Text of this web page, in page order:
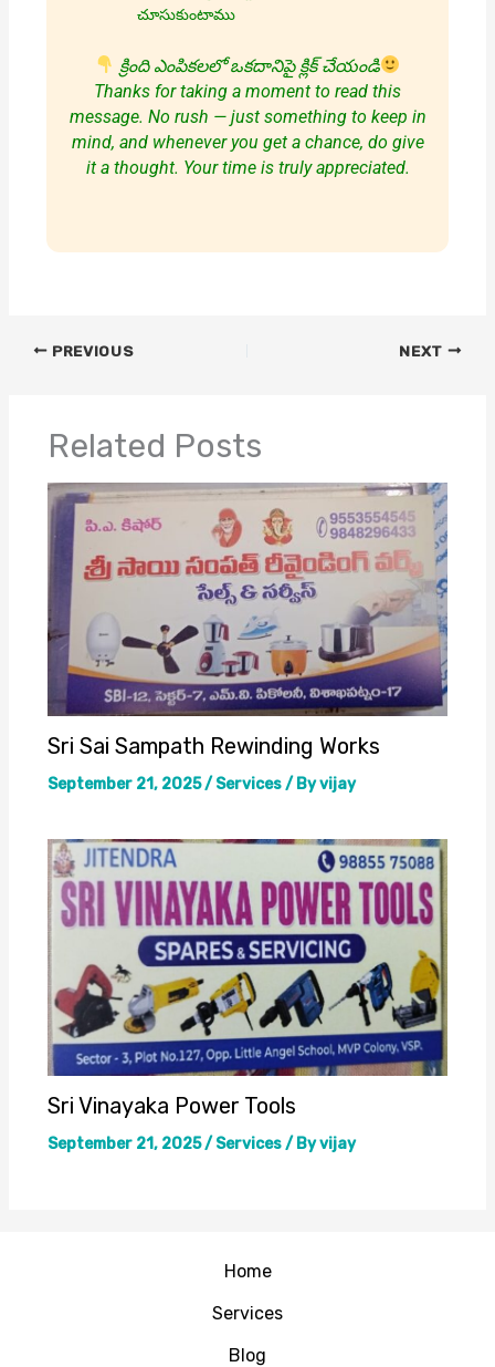
చూసుకుంటాము
క్రింది ఎంపికలలో ఒకదానిపై క్లిక్ చేయండి
Thanks for taking a moment to read this
message. No rush — just something to keep in
mind, and whenever you get a chance, do give
it a thought. Your time is truly appreciated.
PREVIOUS NEXT
Related Posts
Sri Sai Sampath Rewinding Works
September 21, 2025/ Services/ Byvijay
Sri Vinayaka Power Tools
September 21, 2025/ Services/ Byvijay
Home
Services
Blog